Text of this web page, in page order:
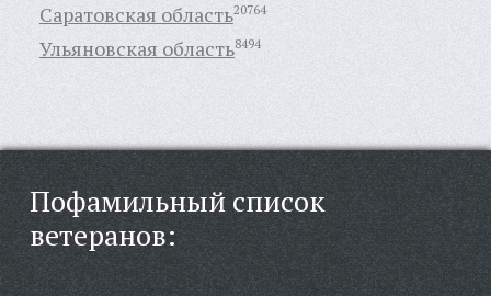
Саратовская область20764
Ульяновская область8494
Пофамильный список
ветеранов: